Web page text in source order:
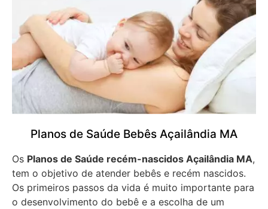
Planos de Saúde Bebês Açailândia MA
Os Planos de Saúde recém-nascidos Açailândia MA,
tem o objetivo de atender bebês e recém nascidos.
Os primeiros passos da vida é muito importante para
o desenvolvimento do bebê e a escolha de um